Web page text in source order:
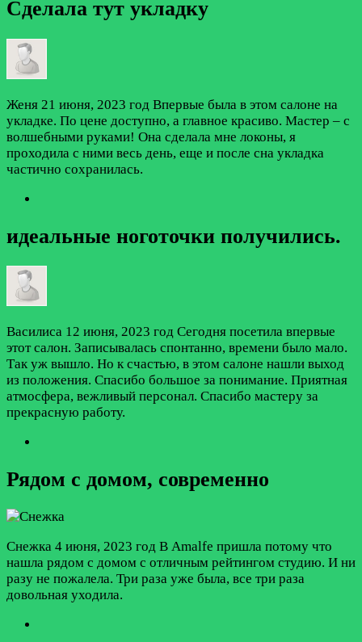
Сделала тут укладку
Женя 21 июня, 2023 год Впервые была в этом салоне на
укладке. По цене доступно, а главное красиво. Мастер – с
волшебными руками! Она сделала мне локоны, я
проходила с ними весь день, еще и после сна укладка
частично сохранилась.
идеальные ноготочки получились.
Василиса 12 июня, 2023 год Сегодня посетила впервые
этот салон. Записывалась спонтанно, времени было мало.
Так уж вышло. Но к счастью, в этом салоне нашли выход
из положения. Спасибо большое за понимание. Приятная
атмосфера, вежливый персонал. Спасибо мастеру за
прекрасную работу.
Рядом с домом, современно
Снежка 4 июня, 2023 год В Amalfe пришла потому что
нашла рядом с домом с отличным рейтингом студию. И ни
разу не пожалела. Три раза уже была, все три раза
довольная уходила.